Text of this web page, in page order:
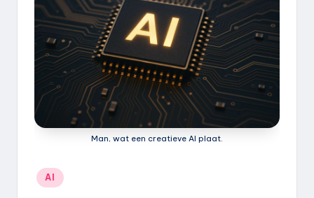
Man, wat een creatieve AI plaat.
Geplaatst
in
AI